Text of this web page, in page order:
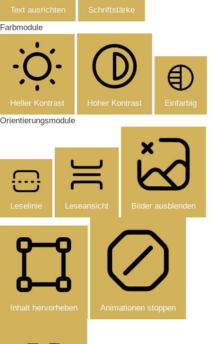
Text ausrichten
Schriftstärke
Farbmodule
Heller Kontrast Hoher Kontrast
Einfarbig
Orientierungsmodule
Leselinie Leseansicht Bilder ausblenden
Inhalt hervorheben Animationen stoppen